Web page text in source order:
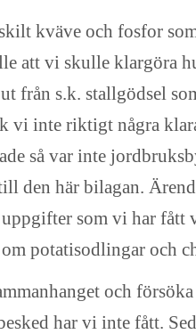
kväve och fosfor
att vi skulle klargöra
från s.k. stallgödsel
vi inte riktigt några
så var inte
den här bilagan.
som vi har fått
potatisodlingar och
och
har vi inte fått.